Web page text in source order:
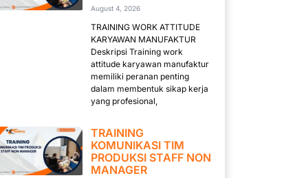
August 4, 2026
TRAINING WORK ATTITUDE
KARYAWAN MANUFAKTUR
Deskripsi Training work
attitude karyawan manufaktur
memiliki peranan penting
dalam membentuk sikap kerja
yang profesional,
TRAINING
KOMUNIKASI TIM
PRODUKSI STAFF NON
MANAGER